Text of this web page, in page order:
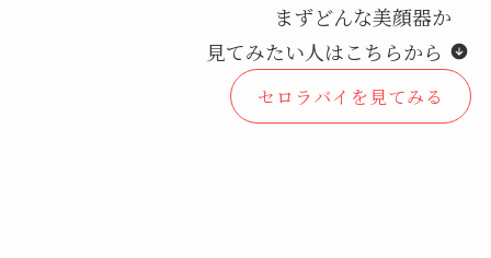
まずどんな美顔器か
見てみたい人はこちらから
セロラバイを見てみる